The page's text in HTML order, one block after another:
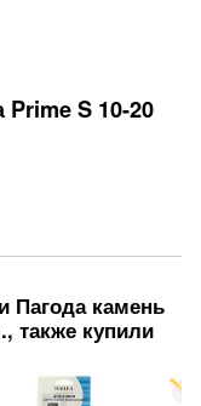
S 10-20
Пагода камень
также купили